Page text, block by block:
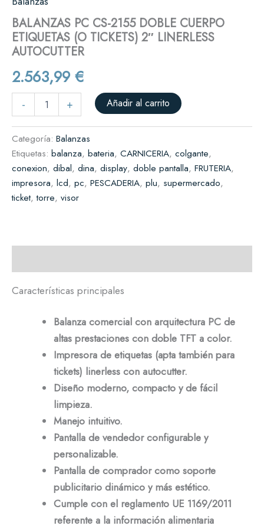
BALANZAS PC CS-2155 DOBLE CUERPO
ETIQUETAS (O TICKETS) 2″ LINERLESS
AUTOCUTTER
2.563,99 €
- + Añadir al carrito
Categoría: Balanzas
Etiquetas: balanza, bateria, CARNICERIA, colgante,
conexion, dibal, dina, display, doble pantalla, FRUTERIA,
impresora, lcd, pc, PESCADERIA, plu, supermercado,
ticket,torre, visor
Características principales
Balanza comercial con arquitectura PC de
altas prestaciones con doble TFT a color.
Impresora de etiquetas (apta también para
tickets) linerless con autocutter.
Diseño moderno, compacto y de fácil
limpieza.
Manejo intuitivo.
Pantalla de vendedor configurable y
personalizable.
Pantalla de comprador como soporte
publicitario dinámico y más estético.
Cumple con el reglamento UE 1169/2011
referente a la información alimentaria